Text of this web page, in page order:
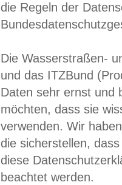
die Regeln der
Die Wasserstraßen-
und das ITZBund
Daten sehr ernst und
möchten, dass sie
verwenden. Wir
die sicherstellen,
diese
beachtet werden.